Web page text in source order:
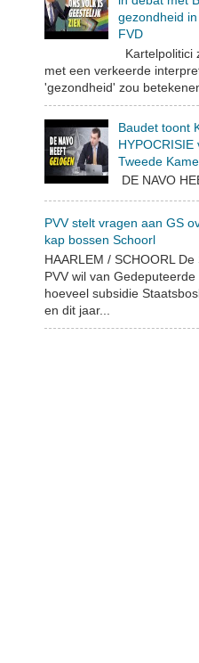
gezondheid
FVD
Kartelpolitici
met een verkeerde
'gezondheid' zou
Baudet toont
HYPOCRISIE
Tweede
DE NAVO
PVV stelt vragen aan GS
kap bossen Schoorl
HAARLEM / SCHOORL
PVV wil van
hoeveel subsidie
en dit jaar...